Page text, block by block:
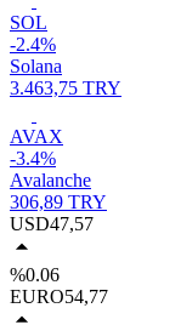
SOL
-2.4%
Solana
3.463,75 TRY
AVAX
-3.4%
Avalanche
306,89 TRY
USD47,57
%0.06
EURO54,77